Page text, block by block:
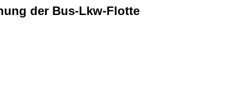
der Bus-Lkw-Flotte